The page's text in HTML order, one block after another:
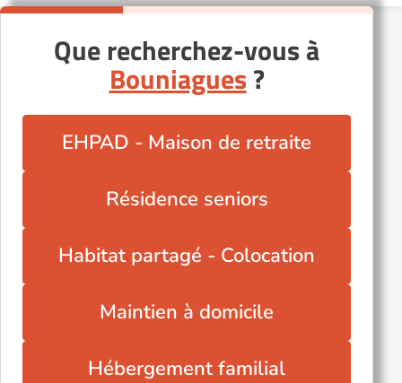
Ménesplet (24700)
Nastringues (24230)
Saint-Antoine-de-Breuilh (24230)
Saint-Martial-d'Artenset (24700)
Saint-Médard-de-Mussidan (24400)
Saint-Sulpice-d'Excideuil (24800)
Que recherchez-vous à
Bouniagues?
EHPAD - Maison de retraite
Résidence seniors
Habitat partagé - Colocation
Maintien à domicile
Hébergement familial